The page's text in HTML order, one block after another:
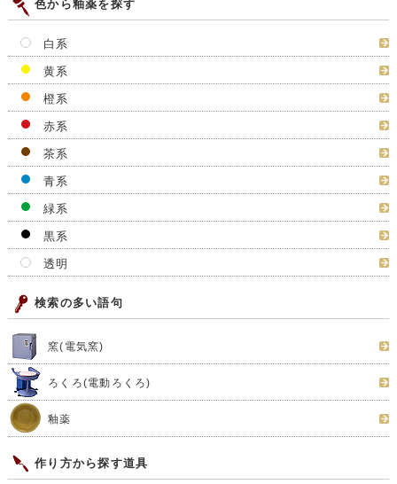
色から釉薬を探す
白系
黄系
橙系
赤系
茶系
青系
緑系
黒系
透明
検索の多い語句
窯(電気窯)
ろくろ(電動ろくろ)
釉薬
作り方から探す道具